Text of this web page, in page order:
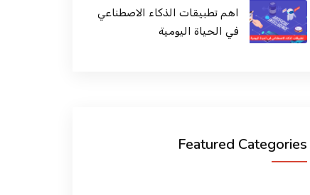
اهم تطبيقات الذكاء الاصطناعي
في الحياة اليومية
Featured Categories